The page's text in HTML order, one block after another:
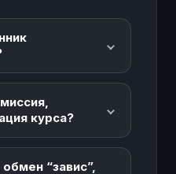
курса?
“завис”,